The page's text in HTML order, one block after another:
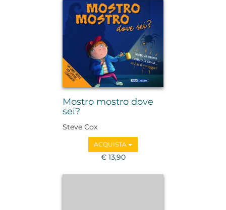
Mostro mostro dove
sei?
Steve Cox
ACQUISTA
€ 13,90